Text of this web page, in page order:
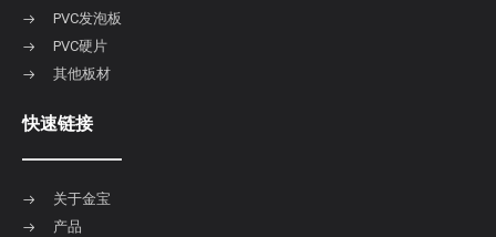
PVC发泡板
PVC硬片
其他板材
快速链接
关于金宝
产品